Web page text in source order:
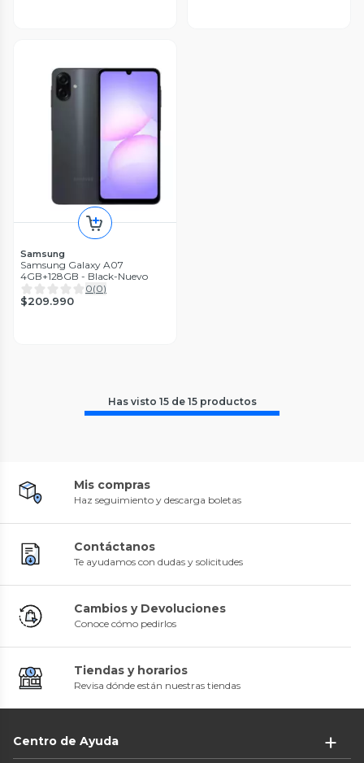
Samsung
Samsung Galaxy A07
4GB+128GB - Black-Nuevo
0(0)
$209.990
Has visto 15de 15 productos
Mis compras
Haz seguimiento y descarga boletas
Contáctanos
Te ayudamos con dudas y solicitudes
Cambios y Devoluciones
Conoce cómo pedirlos
Tiendas y horarios
Revisa dónde están nuestras tiendas
Centro de Ayuda